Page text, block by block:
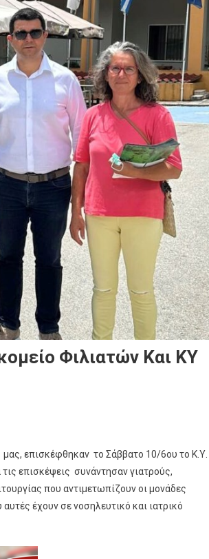
Φιλιατών Και ΚΥ
επισκέφθηκαν το Σάββατο 10/6ου το Κ.Υ.
επισκέψεις συνάντησαν γιατρούς,
που αντιμετωπίζουν οι μονάδες
έχουν σε νοσηλευτικό και ιατρικό